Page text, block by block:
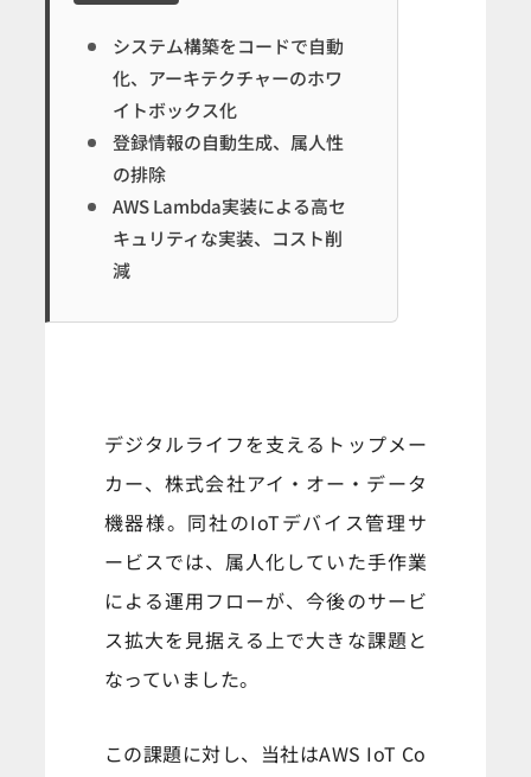
システム構築をコードで自動
化、アーキテクチャーのホワ
イトボックス化
登録情報の自動生成、属人性
の排除
AWS Lambda実装による高セ
キュリティな実装、コスト削
減
デジタルライフを支えるトップメー
カー、株式会社アイ・オー・データ
機器様。同社のIoTデバイス管理サ
ービスでは、属人化していた手作業
による運用フローが、今後のサービ
ス拡大を見据える上で大きな課題と
なっていました。
この課題に対し、当社はAWS IoT Co